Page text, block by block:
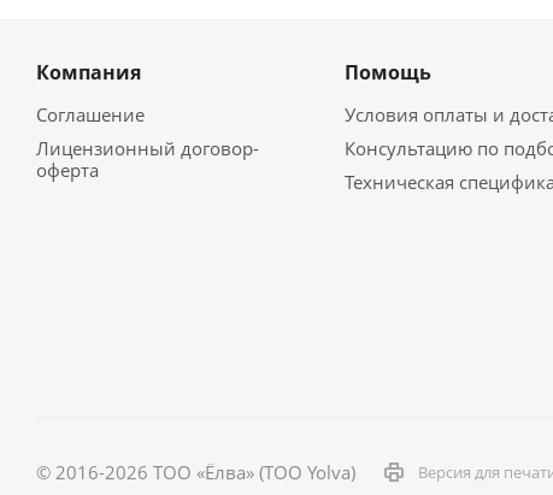
Компания
Соглашение
Лицензионный договор-
оферта
Помощь
Условия оплаты и
Консультацию по
Техническая
© 2016-2026 ТОО «Ёлва» (TOO Yolva) Версия для